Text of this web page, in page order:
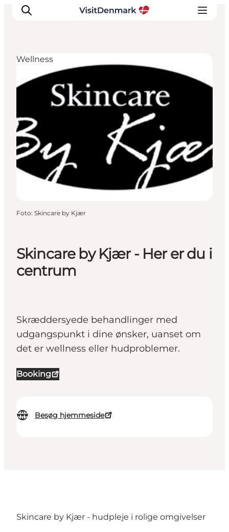
Inspiration
Destinationer
Oplevelser
Overnatning
Planlæg ferien
Skincare by Kjær - Her er du i
centrum
Skræddersyede behandlinger med
udgangspunkt i dine ønsker, uanset om
det er wellness eller hudproblemer.
Booking
Besøg hjemmeside
Wellness
Foto: Skincare by Kjær
Skincare by Kjær - hudpleje i rolige omgivelser